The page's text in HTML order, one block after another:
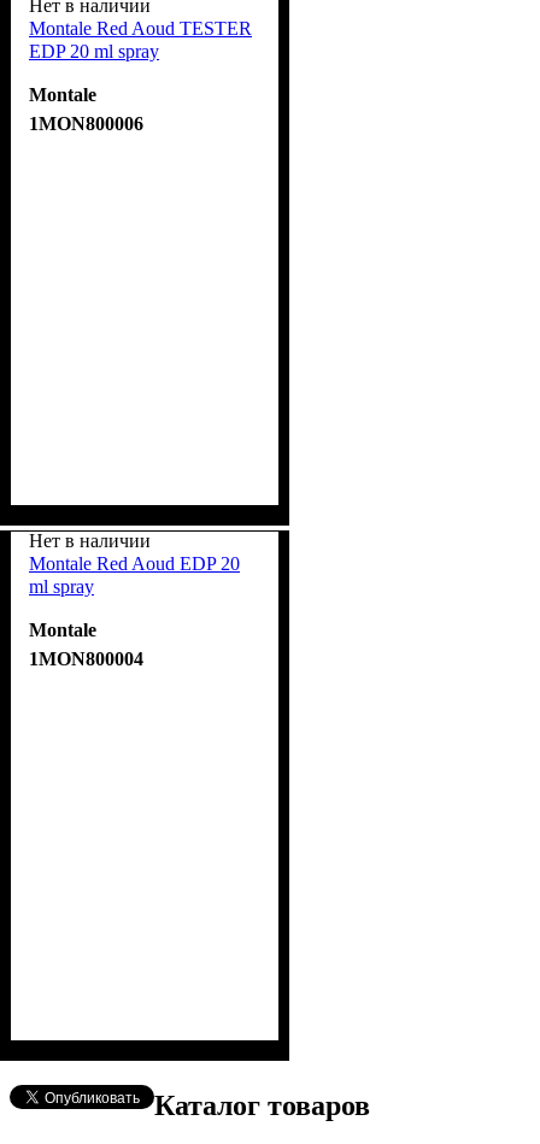
Нет в наличии
Montale Red Aoud TESTER
EDP 20 ml spray
Montale
1MON800006
Нет в наличии
Montale Red Aoud EDP 20
ml spray
Montale
1MON800004
Каталог товаров